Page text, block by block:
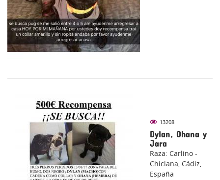
13208
Dylan, Ohana y
Jara
Raza: Carlino -
Chiclana, Cádiz,
España